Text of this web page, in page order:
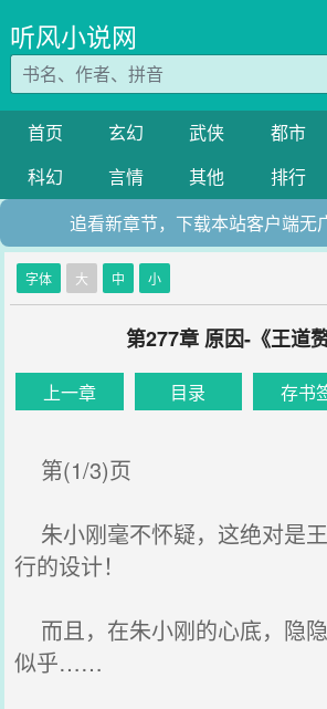
听风小说网
首页 玄幻 武侠 都市
科幻
言情 其他 排行
追看新章节，下载本站客户端无
字体 大 中 小
第277章 原因-《王道
上一章 目录 存书
第(1/3)页
朱小刚毫不怀疑，这绝对是
行的设计！
而且，在朱小刚的心底，隐隐
似乎……